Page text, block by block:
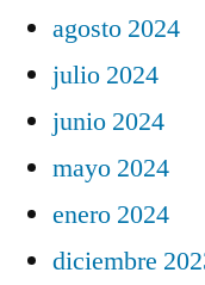
agosto 2024
julio 2024
junio 2024
mayo 2024
enero 2024
diciembre